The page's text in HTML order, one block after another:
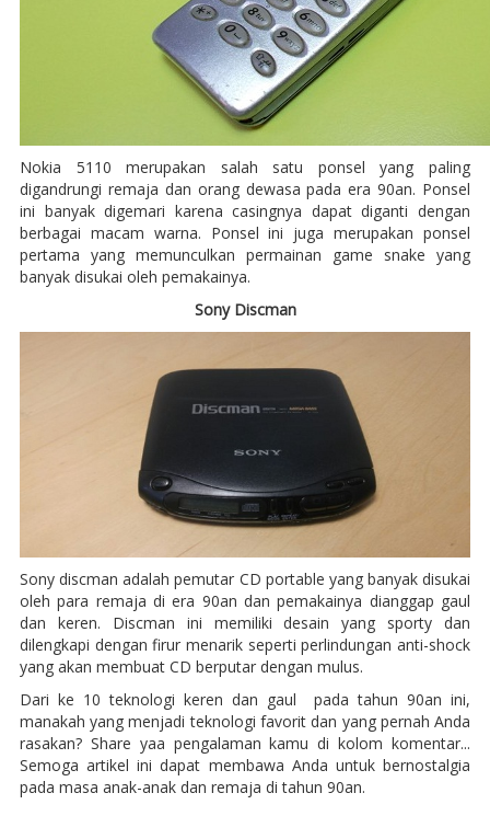
Nokia 5110 merupakan salah satu ponsel yang paling
digandrungi remaja dan orang dewasa pada era 90an. Ponsel
ini banyak digemari karena casingnya dapat diganti dengan
berbagai macam warna. Ponsel ini juga merupakan ponsel
pertama yang memunculkan permainan game snake yang
banyak disukai oleh pemakainya.
Sony Discman
Sony discman adalah pemutar CD portable yang banyak disukai
oleh para remaja di era 90an dan pemakainya dianggap gaul
dan keren. Discman ini memiliki desain yang sporty dan
dilengkapi dengan firur menarik seperti perlindungan anti-shock
yang akan membuat CD berputar dengan mulus.
Dari ke 10 teknologi keren dan gaul pada tahun 90an ini,
manakah yang menjadi teknologi favorit dan yang pernah Anda
rasakan? Share yaa pengalaman kamu di kolom komentar...
Semoga artikel ini dapat membawa Anda untuk bernostalgia
pada masa anak-anak dan remaja di tahun 90an.